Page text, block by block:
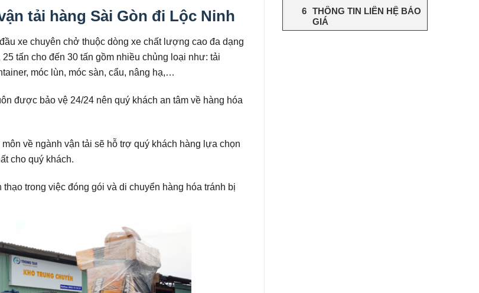
tải hàng Sài Gòn đi Lộc Ninh
xe chuyên chở thuộc dòng xe chất lượng cao đa dạng
tấn cho đến 30 tấn gồm nhiều chủng loại như: tải
móc lùn, móc sàn, cẩu, nâng hạ,…
được bảo vệ 24/24 nên quý khách an tâm về hàng hóa
về ngành vận tải sẽ hỗ trợ quý khách hàng lựa chọn
cho quý khách.
trong việc đóng gói và di chuyển hàng hóa tránh bị
THÔNG TIN LIÊN HỆ BÁO
GIÁ